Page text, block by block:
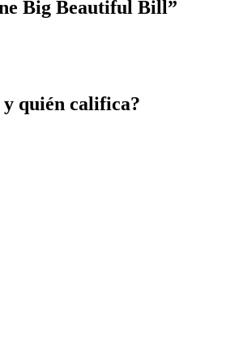
Big Beautiful Bill”
y quién califica?